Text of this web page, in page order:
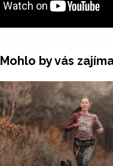
Mohlo by vás